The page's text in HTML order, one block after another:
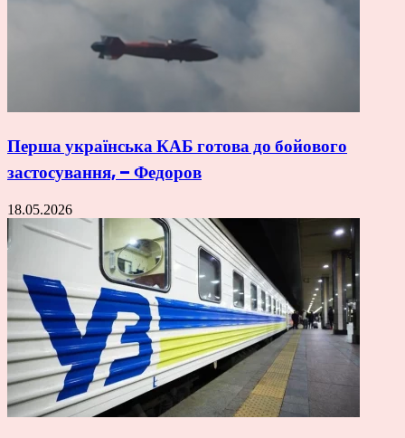
Перша українська КАБ готова до бойового
застосування, – Федоров
18.05.2026